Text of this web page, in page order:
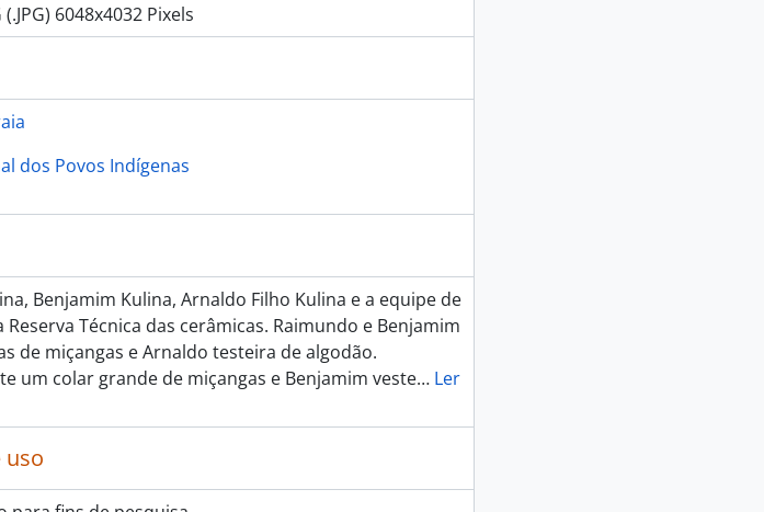
(.JPG) 6048x4032 Pixels
dos Povos Indígenas
Benjamim Kulina, Arnaldo Filho Kulina e a equipe de
Reserva Técnica das cerâmicas. Raimundo e Benjamim
de miçangas e Arnaldo testeira de algodão.
um colar grande de miçangas e Benjamim veste… Ler
uso